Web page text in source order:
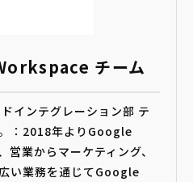
チーム
インテグレーション部 テ
：2018年よりGoogle
業からマーケティング、
い業務を通じてGoogle